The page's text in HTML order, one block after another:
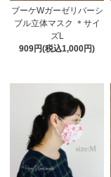
ブーケWガーゼリバーシ
ブル立体マスク ＊サイ
ズL
909円(税込1,000円)